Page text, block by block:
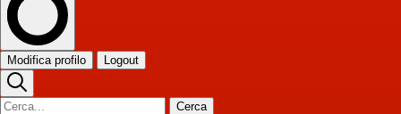
Modifica profilo Logout
Cerca